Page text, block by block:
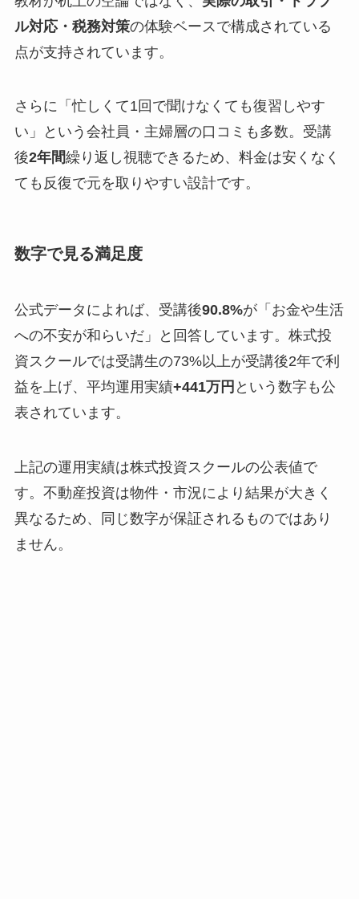
ル対応・税務対策の体験ベースで構成されている
点が支持されています。
さらに「忙しくて1回で聞けなくても復習しやす
い」という会社員・主婦層の口コミも多数。受講
後2年間繰り返し視聴できるため、料金は安くなく
ても反復で元を取りやすい設計です。
数字で見る満足度
公式データによれば、受講後90.8%が「お金や生活
への不安が和らいだ」と回答しています。株式投
資スクールでは受講生の73%以上が受講後2年で利
益を上げ、平均運用実績+441万円 という数字も公
表されています。
上記の運用実績は株式投資スクールの公表値で
す。不動産投資は物件・市況により結果が大きく
異なるため、同じ数字が保証されるものではあり
ません。